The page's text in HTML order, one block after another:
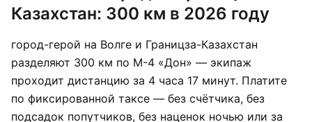
Казахстан: 300 км в 2026 году
город-герой на Волге и Границза-Казахстан
разделяют 300 км по М-4 «Дон» — экипаж
проходит дистанцию за 4 часа 17 минут. Платите
по фиксированной таксе — без счётчика, без
подсадок попутчиков, без наценок ночью или за